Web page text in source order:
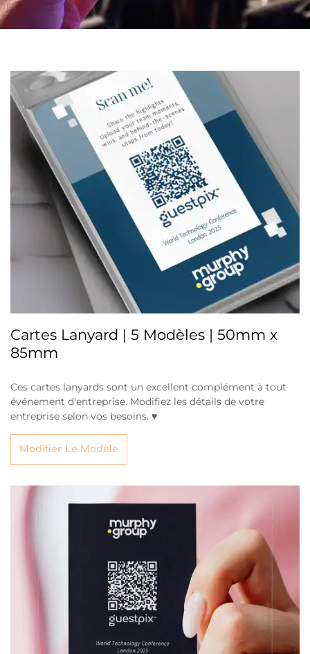
Cartes Lanyard | 5 Modèles | 50mm x
85mm
Ces cartes lanyards sont un excellent complément à tout
événement d'entreprise. Modifiez les détails de votre
entreprise selon vos besoins. ♥
Modifier Le Modèle